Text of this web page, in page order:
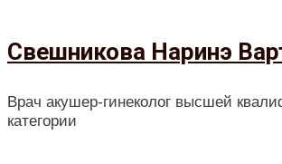
Свешникова Наринэ
Врач акушер-гинеколог высшей
категории